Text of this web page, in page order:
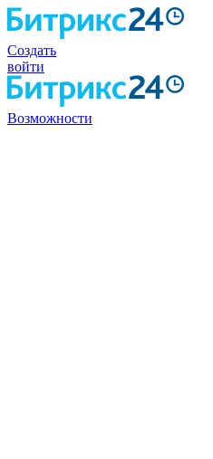
Создать
войти
Возможности